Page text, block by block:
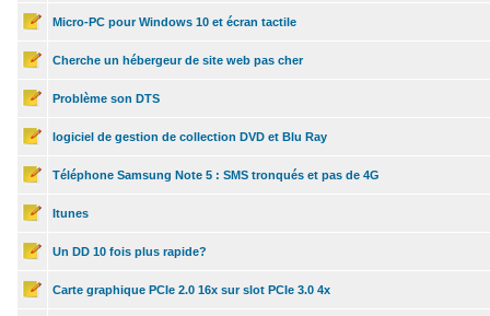
Micro-PC pour Windows 10 et écran tactile
Cherche un hébergeur de site web pas cher
Problème son DTS
logiciel de gestion de collection DVD et Blu Ray
Téléphone Samsung Note 5 : SMS tronqués et pas de 4G
Itunes
Un DD 10 fois plus rapide?
Carte graphique PCIe 2.0 16x sur slot PCIe 3.0 4x